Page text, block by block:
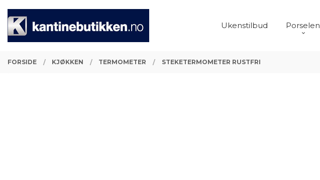
innholdet
PRODUKTER
Ukenstilbud Porselen
Lukk
FORSIDE KJØKKEN TERMOMETER STEKETERMOMETER RUSTFRI